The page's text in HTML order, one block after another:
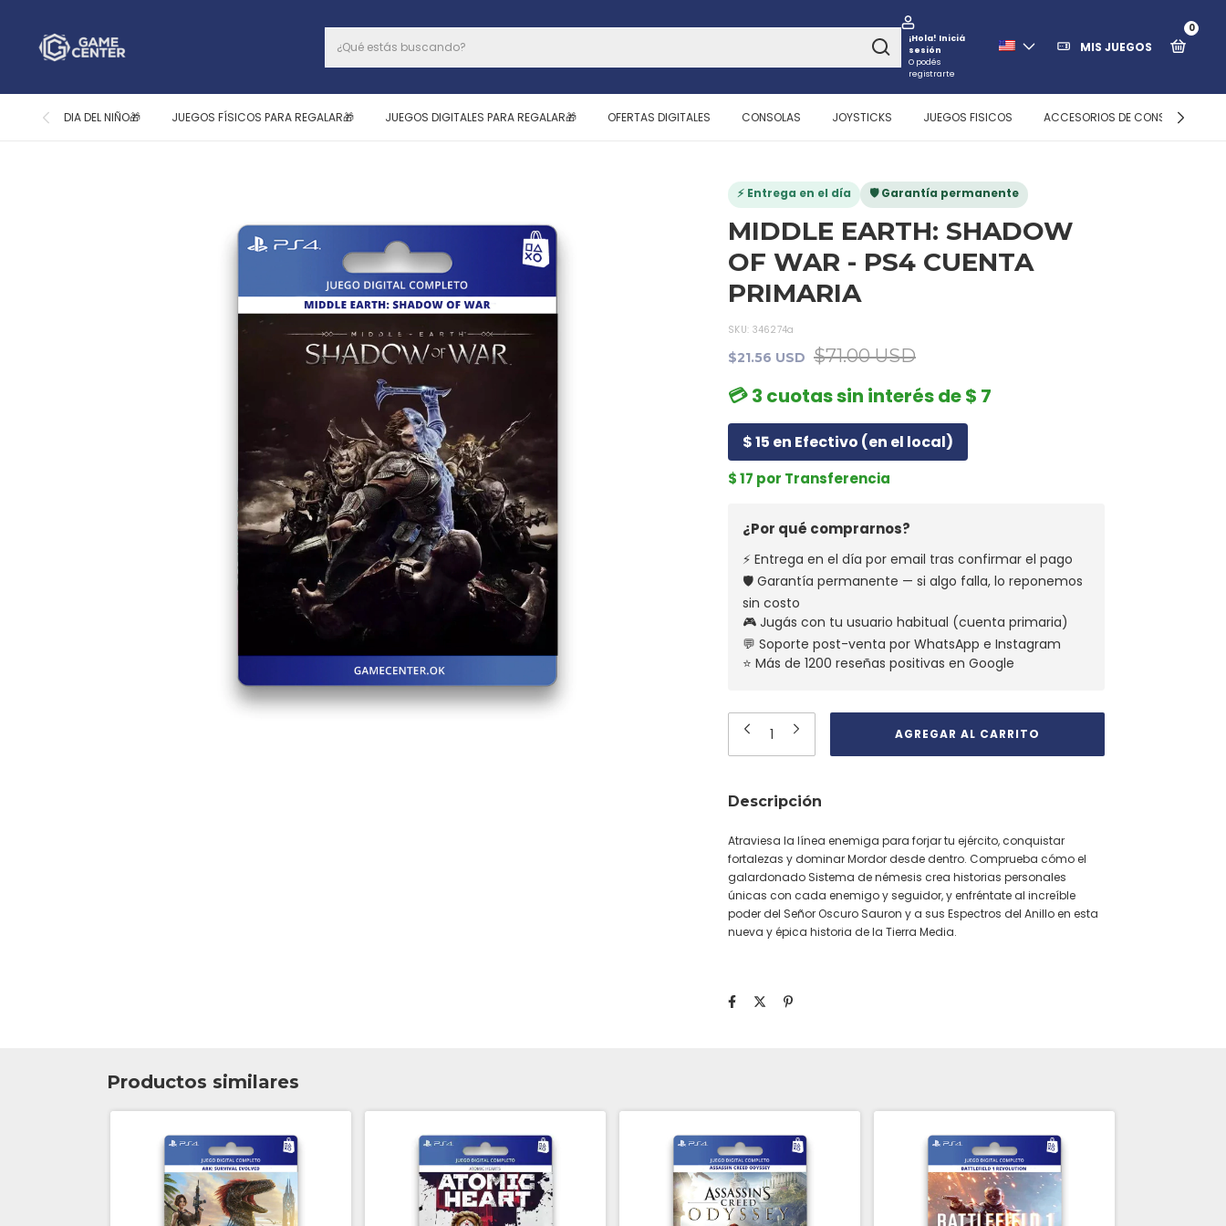
¡Hola! Iniciá
sesión
O podés
registrarte
MIS JUEGOS
0
DIA DEL NIÑO🎁 JUEGOS FÍSICOS PARA REGALAR🎁 JUEGOS DIGITALES PARA REGALAR🎁 OFERTAS DIGITALES CONSOLAS JOYSTICKS JUEGOS FISICOS ACCESORIOS DE CONSOLAS
⚡ Entrega en el día 🛡️ Garantía permanente
MIDDLE EARTH: SHADOW
OF WAR - PS4 CUENTA
PRIMARIA
SKU: 346274a
$21.56 USD $71.00 USD
💳 3 cuotas sin interés de $ 7
$ 15 en Efectivo (en el local)
$ 17 por Transferencia
¿Por qué comprarnos?
⚡ Entrega en el día por email tras confirmar el pago
🛡️ Garantía permanente — si algo falla, lo reponemos
sin costo
🎮 Jugás con tu usuario habitual (cuenta primaria)
💬 Soporte post-venta por WhatsApp e Instagram
⭐ Más de 1200 reseñas positivas en Google
Descripción
Atraviesa la línea enemiga para forjar tu ejército, conquistar
fortalezas y dominar Mordor desde dentro. Comprueba cómo el
galardonado Sistema de némesis crea historias personales
únicas con cada enemigo y seguidor, y enfréntate al increíble
poder del Señor Oscuro Sauron y a sus Espectros del Anillo en esta
nueva y épica historia de la Tierra Media.
Productos similares